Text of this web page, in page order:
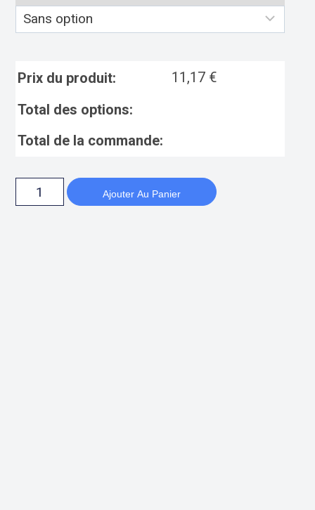
Prix du produit: 11,17 €
Total des options:
Total de la commande:
Ajouter Au Panier